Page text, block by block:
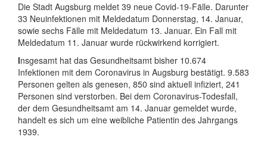
Die Stadt Augsburg meldet 39 neue Covid-19-Fälle. Darunter
33 Neuinfektionen mit Meldedatum Donnerstag, 14. Januar,
sowie sechs Fälle mit Meldedatum 13. Januar. Ein Fall mit
Meldedatum 11. Januar wurde rückwirkend korrigiert.
Insgesamt hat das Gesundheitsamt bisher 10.674
Infektionen mit dem Coronavirus in Augsburg bestätigt. 9.583
Personen gelten als genesen, 850 sind aktuell infiziert, 241
Personen sind verstorben. Bei dem Coronavirus-Todesfall,
der dem Gesundheitsamt am 14. Januar gemeldet wurde,
handelt es sich um eine weibliche Patientin des Jahrgangs
1939.